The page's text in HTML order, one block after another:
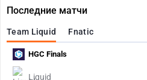
Последние матчи
Team Liquid Fnatic
Liquid
HGC Finals